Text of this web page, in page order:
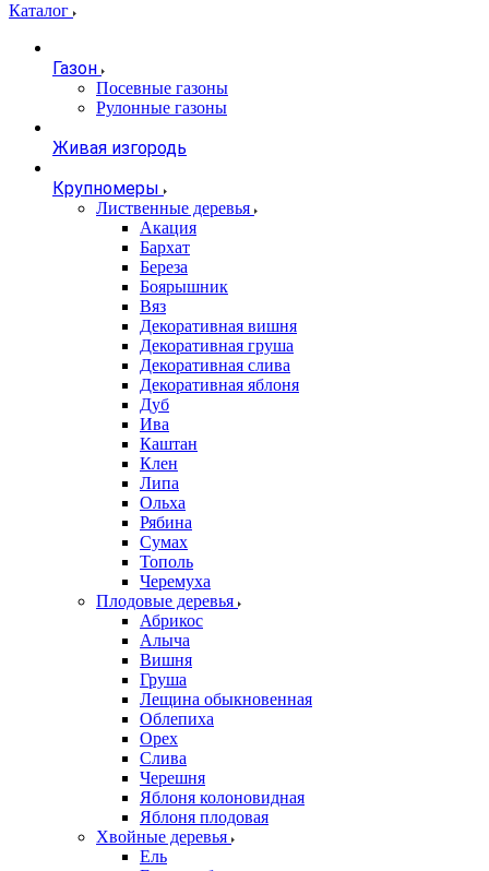
Каталог
Газон
Посевные газоны
Рулонные газоны
Живая изгородь
Крупномеры
Лиственные деревья
Акация
Бархат
Береза
Боярышник
Вяз
Декоративная вишня
Декоративная груша
Декоративная слива
Декоративная яблоня
Дуб
Ива
Каштан
Клен
Липа
Ольха
Рябина
Сумах
Тополь
Черемуха
Плодовые деревья
Абрикос
Алыча
Вишня
Груша
Лещина обыкновенная
Облепиха
Орех
Слива
Черешня
Яблоня колоновидная
Яблоня плодовая
Хвойные деревья
Ель